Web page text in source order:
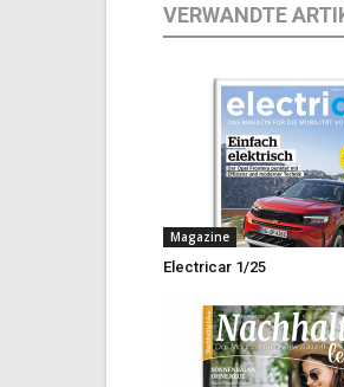
VERWANDTE
Magazine
Electricar 1/25